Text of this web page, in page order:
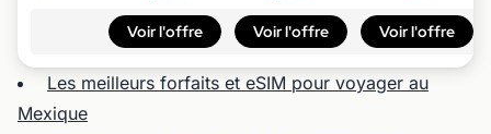
Voir l'offre Voir l'offre Voir l'offre
Les meilleurs forfaits et eSIM pour voyager au
Mexique